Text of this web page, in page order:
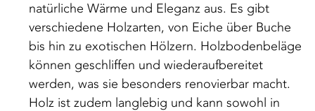
natürliche Wärme und Eleganz aus. Es gibt
verschiedene Holzarten, von Eiche über Buche
bis hin zu exotischen Hölzern. Holzbodenbeläge
können geschliffen und wiederaufbereitet
werden, was sie besonders renovierbar macht.
Holz ist zudem langlebig und kann sowohl in